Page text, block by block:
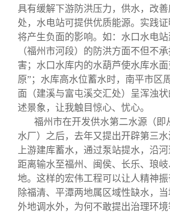
具有缓解下游防洪压力，供水，改
处，水电站可提供优质能源。实践
将产生负面的影响。如：水口水电
（福州市河段）的防洪方面不但不
害；水口水库内的水葫芦使水库水
原”；水库高水位蓄水时，南平市区
面（建溪与富屯溪交汇处）呈浑浊
述景象，让我触目惊心、忧心。
福州市在开发供水第二水源（即
水厂）之后，去年又提出开辟第三
上游建库蓄水，通过泵站提水，沿
距离输水至福州、闽侯、长乐、琅
地。这样的宏伟工程可以让人精神振
除福清、平潭两地属区域性缺水，
外地调水外，为何不敢提出治理环